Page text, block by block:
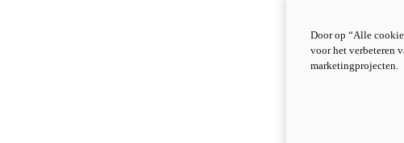
Door op “Alle
voor het verbeteren
marketingprojecten.